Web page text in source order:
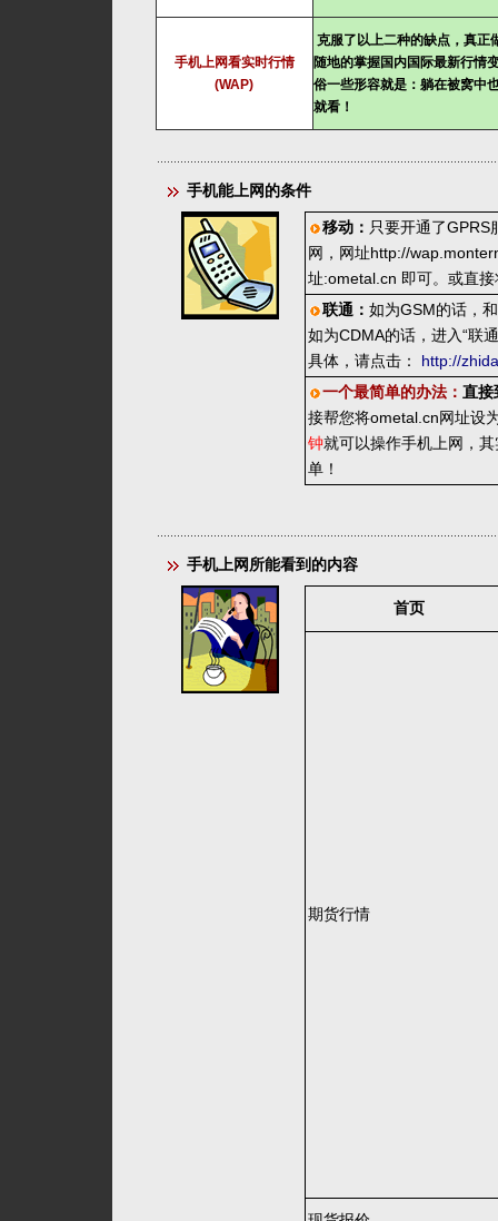
手机上网看实时行情
(WAP)
克服了以上二种的缺点，真正
随地的掌握国内国际最新行情
俗一些形容就是：躺在被窝中
就看！
手机能上网的条件
移动： 只要开通了GPRS
网，网址http://
址:ometal.cn 即可。或直
联通： 如为GSM的话，
如为CDMA的话，进入“联
具体，请点击： http://
一个最简单的办法： 直接
接帮您将ometal.cn网址设
钟就可以操作手机上网，
单！
手机上网所能看到的内容
首页
期货行情